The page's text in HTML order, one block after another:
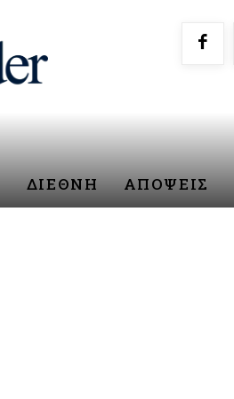
ΔΙΕΘΝΗ ΑΠΟΨΕΙΣ